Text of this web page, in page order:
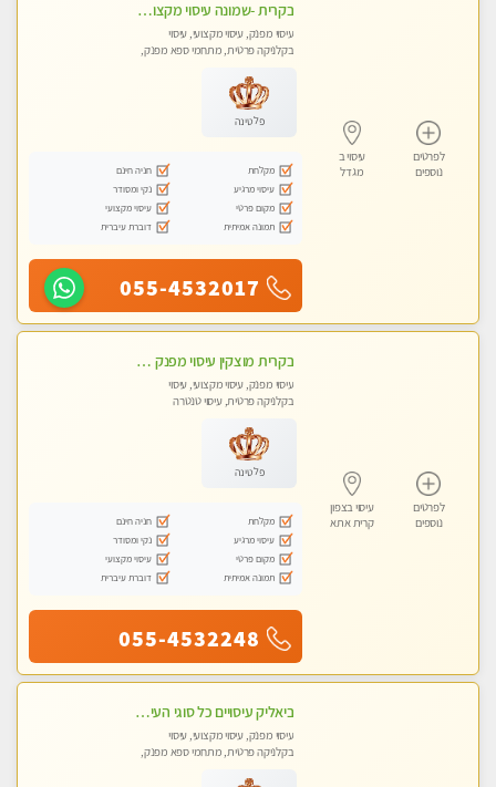
לפרטים
נוספים
עיסוי ב
מגדל
בקרית -שמונה עיסוי מקצועי מפנק עיסוי עם אבנים חמות. מעסה עם תעודות. טיפול מרגיע ומפנק באווירה נעימה ושקטה
עיסוי מפנק, עיסוי מקצועי, עיסוי
בקלניקה פרטית, מתחמי ספא מפנק,
פלטינה
מקלחת
חניה חינם
עיסוי מרגיע
נקי ומסודר
מקום פרטי
עיסוי מקצועי
תמונה אמיתית
דוברת עיברית
055-4532017
לפרטים
נוספים
עיסוי בצפון
קרית אתא
בקרית מוצקין עיסוי מפנק מרגיע ושקט במקום מדהים עיסוי מושקע מאוד-
עיסוי מפנק, עיסוי מקצועי, עיסוי
בקלניקה פרטית, עיסוי טנטרה
פלטינה
מקלחת
חניה חינם
עיסוי מרגיע
נקי ומסודר
מקום פרטי
עיסוי מקצועי
תמונה אמיתית
דוברת עיברית
055-4532248
ביאליק עיסויים כל סוגי העיסויים מעסה מקצועית ואיכותית פרטי!!!מומלץ לחלוטין!!
עיסוי מפנק, עיסוי מקצועי, עיסוי
בקלניקה פרטית, מתחמי ספא מפנק,